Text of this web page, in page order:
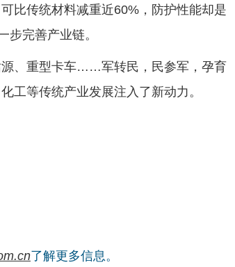
比传统材料减重近60%，防护性能却是
步完善产业链。
源、重型卡车……军转民，民参军，孕育
工等传统产业发展注入了新动力。
了解更多信息。